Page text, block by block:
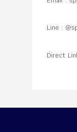
Line :
Direct